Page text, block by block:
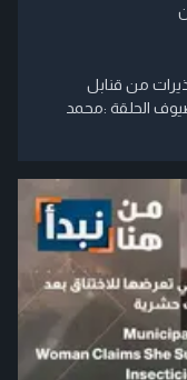
من قنابل
الحلقة :محمد